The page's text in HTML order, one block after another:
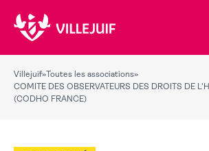
Villejuif» Toutes les associations»
COMITE DES OBSERVATEURS DES DROITS DE
(CODHO FRANCE)